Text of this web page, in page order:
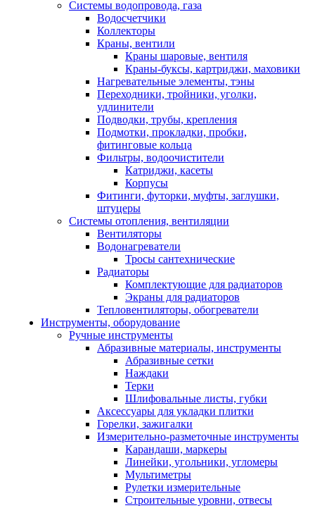
Системы водопровода, газа
Водосчетчики
Коллекторы
Краны, вентили
Краны шаровые, вентиля
Краны-буксы, картриджи, маховики
Нагревательные элементы, тэны
Переходники, тройники, уголки,
удлинители
Подводки, трубы, крепления
Подмотки, прокладки, пробки,
фитинговые кольца
Фильтры, водоочистители
Катриджи, касеты
Корпусы
Фитинги, футорки, муфты, заглушки,
штуцеры
Системы отопления, вентиляции
Вентиляторы
Водонагреватели
Тросы сантехнические
Радиаторы
Комплектующие для радиаторов
Экраны для радиаторов
Тепловентиляторы, обогреватели
Инструменты, оборудование
Ручные инструменты
Абразивные материалы, инструменты
Абразивные сетки
Наждаки
Терки
Шлифовальные листы, губки
Аксессуары для укладки плитки
Горелки, зажигалки
Измерительно-разметочные инструменты
Карандаши, маркеры
Линейки, угольники, угломеры
Мультиметры
Рулетки измерительные
Строительные уровни, отвесы